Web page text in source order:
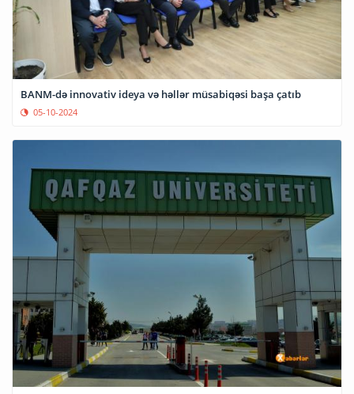
BANM-də innovativ ideya və həllər müsabiqəsi başa çatıb
05-10-2024